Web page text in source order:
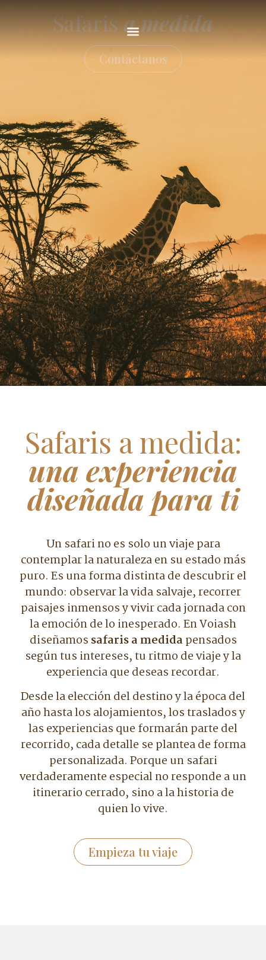
Safarisa medida
Contáctanos
Safaris a medida:
una experiencia
diseñada para ti
Un safari no es solo un viaje para
contemplar la naturaleza en su estado más
puro. Es una forma distinta de descubrir el
mundo: observar la vida salvaje, recorrer
paisajes inmensos y vivir cada jornada con
la emoción de lo inesperado. En Voiash
diseñamos safaris a medida pensados
según tus intereses, tu ritmo de viaje y la
experiencia que deseas recordar.
Desde la elección del destino y la época del
año hasta los alojamientos, los traslados y
las experiencias que formarán parte del
recorrido, cada detalle se plantea de forma
personalizada. Porque un safari
verdaderamente especial no responde a un
itinerario cerrado, sino a la historia de
quien lo vive.
Empieza tu viaje